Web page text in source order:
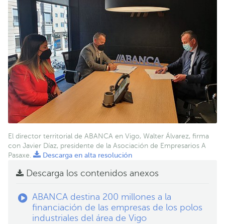
El director territorial de ABANCA en Vigo, Walter Álvarez, firma
con Javier Díaz, presidente de la Asociación de Empresarios A
Pasaxe.
Descarga en alta resolución
Descarga los contenidos anexos
ABANCA destina 200 millones a la
financiación de las empresas de los polos
industriales del área de Vigo